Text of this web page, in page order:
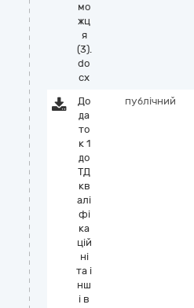
мо
жц
я
(3).
do
cx
До
да
то
к 1
до
ТД
кв
алі
фі
ка
цій
ні
та і
нш
і в
публічний